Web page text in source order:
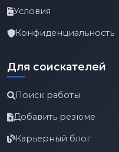
Условия
Конфиденциальность
Для соискателей
Поиск работы
Добавить резюме
Карьерный блог